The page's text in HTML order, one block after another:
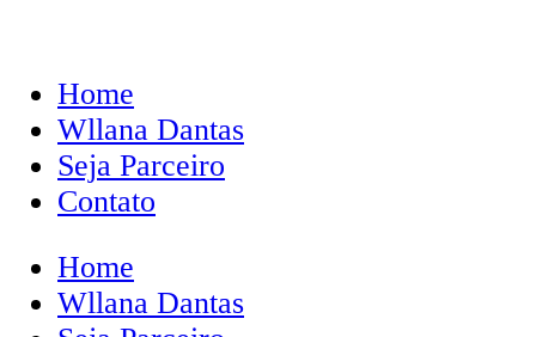
Home
Wllana Dantas
Seja Parceiro
Contato
Home
Wllana Dantas